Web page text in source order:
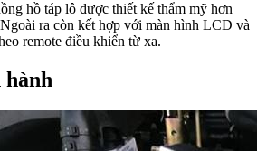
hồ táp lô được thiết kế thẩm mỹ hơn
ra còn kết hợp với màn hình LCD và
remote điều khiển từ xa.
hành